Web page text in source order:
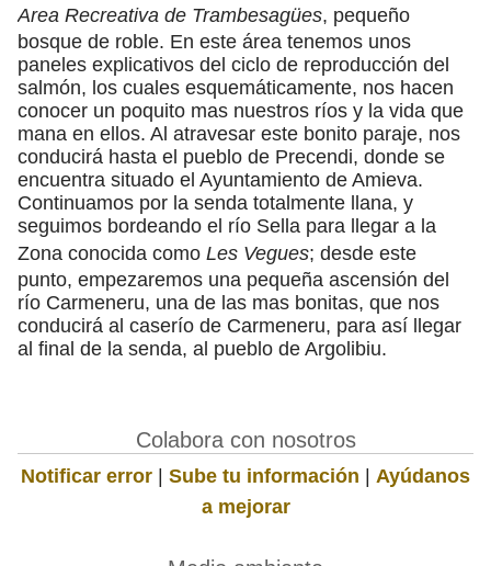
Area Recreativa de Trambesagües, pequeño
bosque de roble. En este área tenemos unos
paneles explicativos del ciclo de reproducción del
salmón, los cuales esquemáticamente, nos hacen
conocer un poquito mas nuestros ríos y la vida que
mana en ellos. Al atravesar este bonito paraje, nos
conducirá hasta el pueblo de Precendi, donde se
encuentra situado el Ayuntamiento de Amieva.
Continuamos por la senda totalmente llana, y
seguimos bordeando el río Sella para llegar a la
Zona conocida como Les Vegues; desde este
punto, empezaremos una pequeña ascensión del
río Carmeneru, una de las mas bonitas, que nos
conducirá al caserío de Carmeneru, para así llegar
al final de la senda, al pueblo de Argolibiu.
Colabora con nosotros
Notificar error | Sube tu información | Ayúdanos
a mejorar